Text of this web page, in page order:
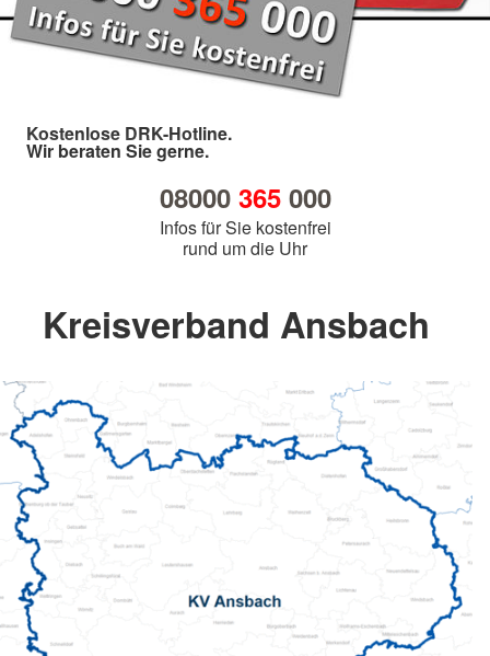
Kostenlose DRK-Hotline.
Wir beraten Sie gerne.
08000 365000
Infos für Sie kostenfrei
rund um die Uhr
Kreisverband Ansbach